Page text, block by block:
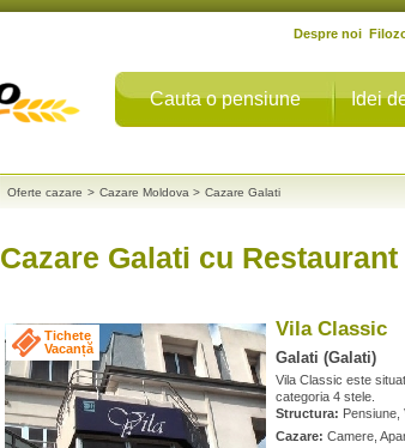
Cauta o pensiune Idei
Despre noi
Oferte cazare > Cazare Moldova > Cazare Galati
Cazare Galati cu Restaurant
Tichete
Vacanță
Vila Classic
Galati (Galati)
Vila Classic este
categoria 4 stele.
Structura: Pensiune,
Cazare: Camere,